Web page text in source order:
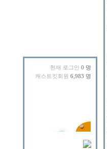
현재 로그인 0 명
캐스트킷회원 6,983 명